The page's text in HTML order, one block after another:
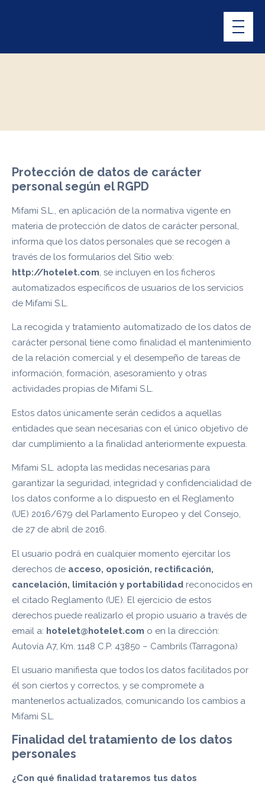
Protección de datos de carácter
personal según el RGPD
Mifami S.L., en aplicación de la normativa vigente en
materia de protección de datos de carácter personal,
informa que los datos personales que se recogen a
través de los formularios del Sitio web:
http://hotelet.com, se incluyen en los ficheros
automatizados específicos de usuarios de los servicios
de Mifami S.L.
La recogida y tratamiento automatizado de los datos de
carácter personal tiene como finalidad el mantenimiento
de la relación comercial y el desempeño de tareas de
información, formación, asesoramiento y otras
actividades propias de Mifami S.L.
Estos datos únicamente serán cedidos a aquellas
entidades que sean necesarias con el único objetivo de
dar cumplimiento a la finalidad anteriormente expuesta.
Mifami S.L. adopta las medidas necesarias para
garantizar la seguridad, integridad y confidencialidad de
los datos conforme a lo dispuesto en el Reglamento
(UE) 2016/679 del Parlamento Europeo y del Consejo,
de 27 de abril de 2016.
El usuario podrá en cualquier momento ejercitar los
derechos de acceso, oposición, rectificación,
cancelación, limitación y portabilidad reconocidos en
el citado Reglamento (UE). El ejercicio de estos
derechos puede realizarlo el propio usuario a través de
email a: hotelet@hotelet.com o en la dirección:
Autovía A7, Km. 1148 C.P. 43850 – Cambrils (Tarragona)
El usuario manifiesta que todos los datos facilitados por
él son ciertos y correctos, y se compromete a
mantenerlos actualizados, comunicando los cambios a
Mifami S.L.
Finalidad del tratamiento de los datos
personales
¿Con qué finalidad trataremos tus datos